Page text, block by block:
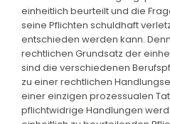
einheitlich beurteilt und die
seine Pflichten schuldhaft
entschieden werden kann.
rechtlichen Grundsatz der
sind die verschiedenen
zu einer rechtlichen
einer einzigen prozessualen
pflichtwidrige Handlungen